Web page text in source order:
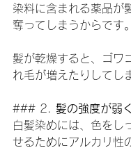
染料に含まれる薬品が
奪ってしまうからです。
髪が乾燥すると、ゴワ
れ毛が増えたりしてし
### 2. 髪の強度が弱
白髪染めには、色をし
せるためにアルカリ性